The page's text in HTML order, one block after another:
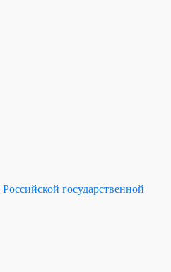
Российской государственной